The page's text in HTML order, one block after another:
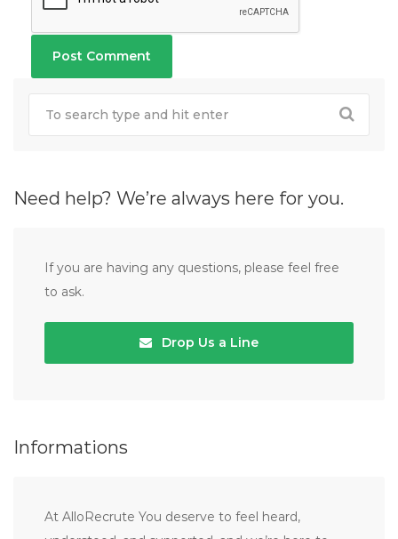
Need help? We’re always here for you.
If you are having any questions, please feel free
to ask.
Drop Us a Line
Informations
At AlloRecrute You deserve to feel heard,